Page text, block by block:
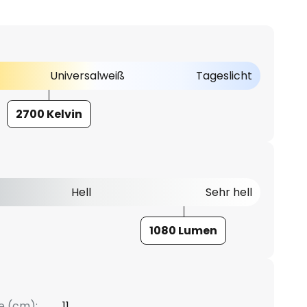
Universalweiß Tageslicht
2700 Kelvin
Hell Sehr hell
1080 Lumen